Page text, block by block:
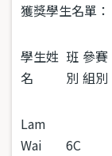
獲獎學生名單：
學生姓
名
班
別
參賽
組別
Lam
Wai
6C